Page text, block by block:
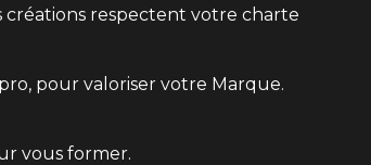
créations respectent votre charte
pour valoriser votre Marque.
vous former.